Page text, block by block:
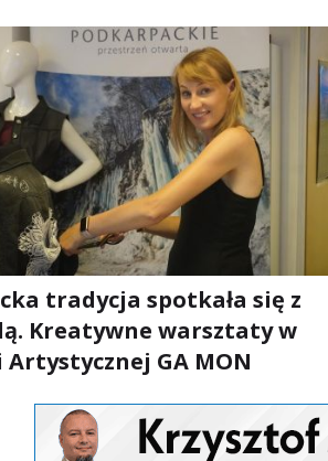
tradycja spotkała się z
Kreatywne warsztaty w
Artystycznej GA MON